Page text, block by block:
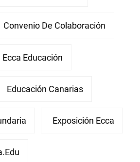
Convenio De Colaboración
Ecca Educación
Educación Canarias
Exposición Ecca